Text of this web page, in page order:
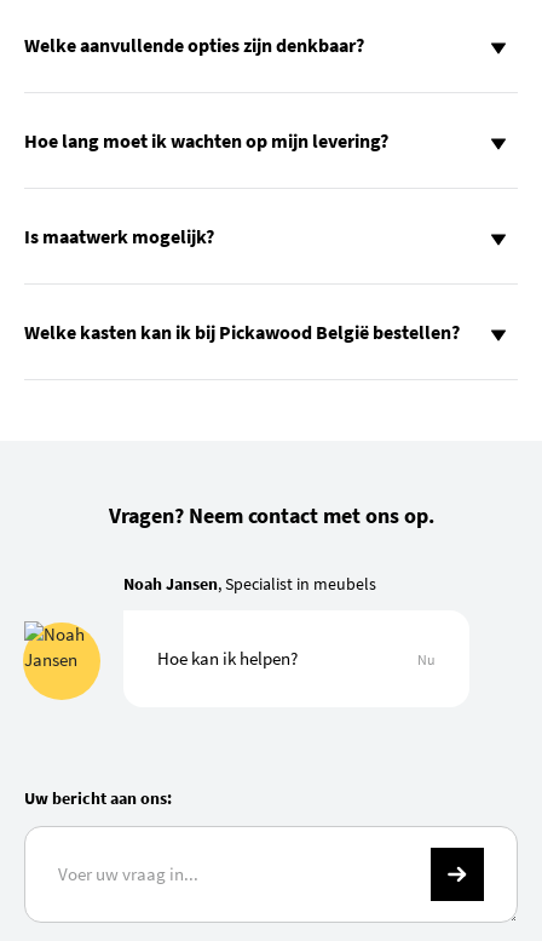
Welke aanvullende opties zijn denkbaar?
Hoe lang moet ik wachten op mijn levering?
Is maatwerk mogelijk?
Welke kasten kan ik bij Pickawood België bestellen?
Vragen? Neem contact met ons op.
Noah Jansen, Specialist in meubels
Hoe kan ik helpen? Nu
Uw bericht aan ons: